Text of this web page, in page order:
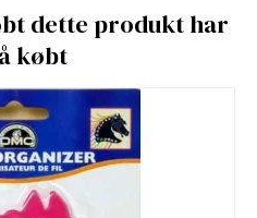
dette produkt har
købt